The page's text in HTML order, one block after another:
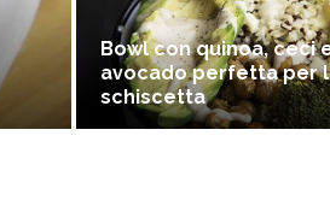
Bowl con quinoa, ceci
avocado perfetta per
schiscetta